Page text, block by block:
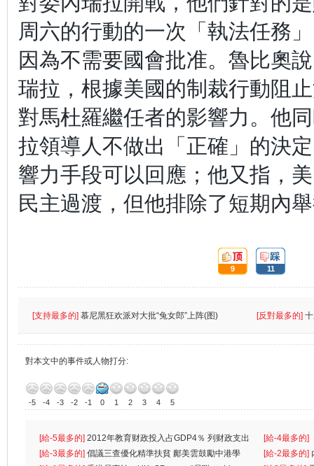
周六的行動的一次「執法任務
因為不需要國會批准。魯比奧
瑞拉，根據美國的制裁行動阻
對馬杜羅繼任者的影響力。他
拉領導人不做出「正確」的決
響力手段可以回應；他又指，
民主過渡，但他排除了短期內
頂:
9
踩:
11
[支持最多的] 慕尼黑狂欢派对大批“兔女郎”上阵(图) [反對最多的]
對本文中的事件或人物打分:
-5 -4 -3 -2 -1 0 1 2 3 4 5
[給-5最多的] 2012年教育财政投入占GDP4％ 列财政支出
首位
[給-4最多的]
一
[給-3最多的] 倡議三查優化精準扶貧 鄺美雲鼓勵中港學
[給-2最多的]